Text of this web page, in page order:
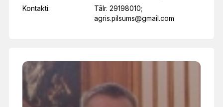
Kontakti:
Tālr. 29198010;
agris.pilsums@gmail.com